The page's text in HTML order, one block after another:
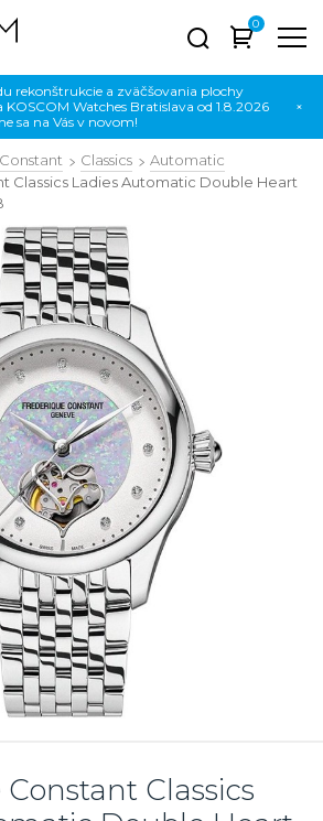
0
rekonštrukcie a zväčšovania plochy
Watches Bratislava od 1.8.2026
sa na Vás v novom!
×
Classics
Automatic
Classics Ladies Automatic Double Heart
Classics